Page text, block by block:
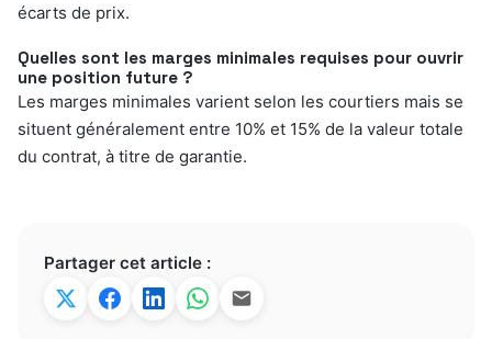
écarts de prix.
Quelles sont les marges minimales requises pour ouvrir
une position future ?
Les marges minimales varient selon les courtiers mais se
situent généralement entre 10% et 15% de la valeur totale
du contrat, à titre de garantie.
Partager cet article :